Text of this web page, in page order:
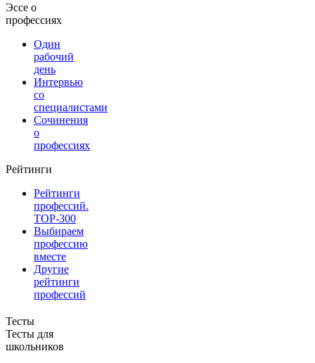
Эссе о
профессиях
Один
рабочий
день
Интервью
со
специалистами
Сочинения
о
профессиях
Рейтинги
Рейтинги
профессий.
TOP-300
Выбираем
профессию
вместе
Другие
рейтинги
профессий
Тесты
Тесты для
школьников